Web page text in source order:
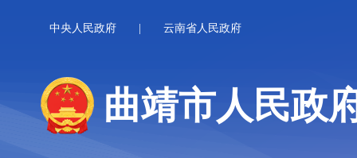
中央人民政府 云南省人民政府
曲靖市人民政